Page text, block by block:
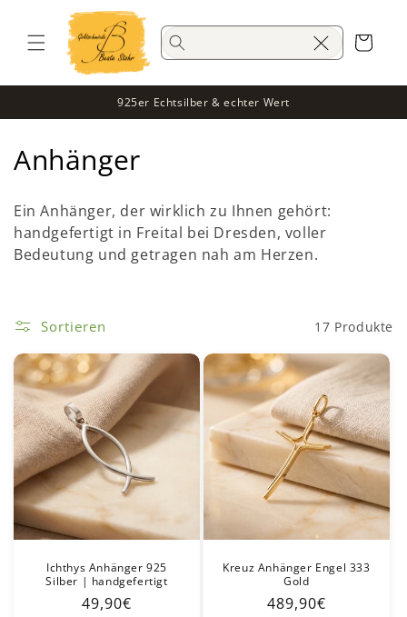
Inhalt
Warenkorb
925er Echtsilber & echter Wert
K
a
t
e
o
r
i
e
:
Anhänger
Ein Anhänger, der wirklich zu Ihnen gehört:
handgefertigt in Freital bei Dresden, voller
Bedeutung und getragen nah am Herzen.
Sortieren 17 Produkte
Ichthys Anhänger 925
Silber | handgefertigt
Normaler
49,90€
Kreuz Anhänger Engel 333
Gold
Normaler
489,90€